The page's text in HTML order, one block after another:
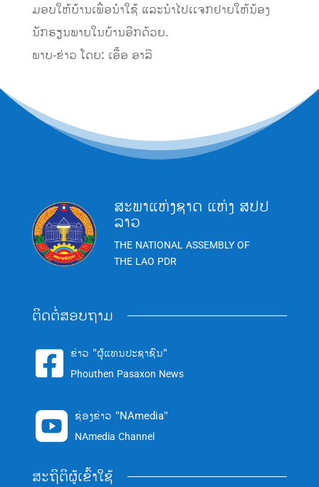
ມອບໃຫ້ບ້ານເພື່ອນຳໃຊ້ ແລະນຳໄປເເຈກຢາຍໃຫ້ນ້ອງ
ນັກຮຽນພາຍໃນບ້ານອີກດ້ວຍ.
ພາບ-ຂ່າວ ໂດຍ: ເອື້ອ ອາລີ
ສະພາແຫ່ງຊາດ ແຫ່ງ ສປປ
ລາວ
THE NATIONAL ASSEMBLY OF
THE LAO PDR
ຕິດຕໍ່ສອບຖາມ
 ຂ່າວ "ຜູ້ແທນປະຊາຊົນ"
Phouthen Pasaxon News
 ຊ່ອງຂ່າວ "NAmedia"
NAmedia Channel
ສະຖິຕິຜູ້ເຂົ້າໃຊ້